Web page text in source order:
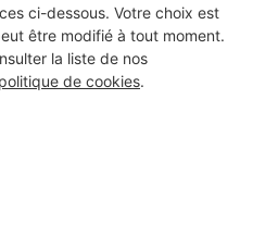
ci-dessous. Votre choix est
être modifié à tout moment.
la liste de nos
politique de cookies.
dans cette zone